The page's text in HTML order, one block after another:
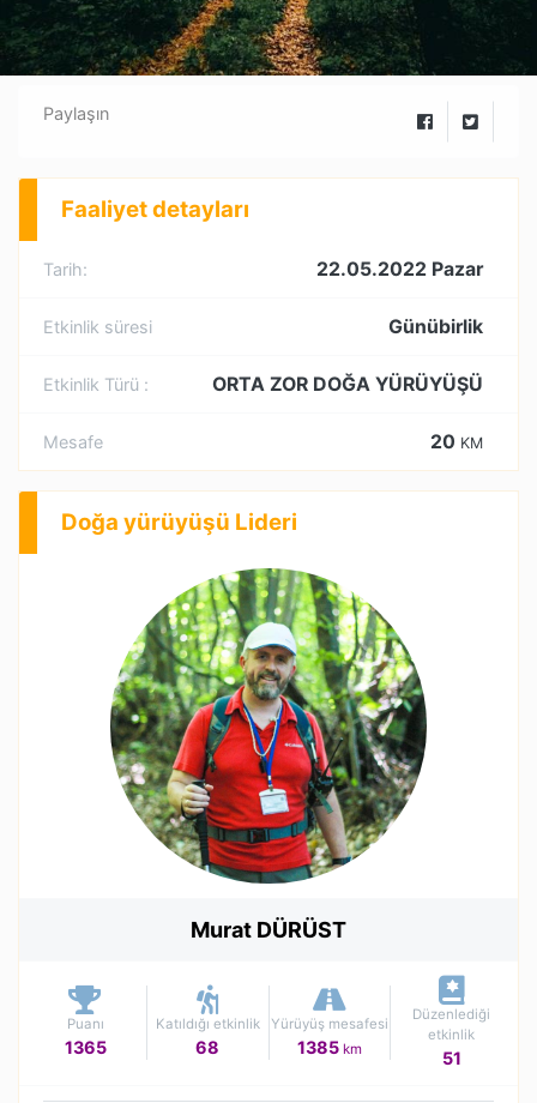
Paylaşın
Faaliyet detayları
Tarih: 22.05.2022 Pazar
Etkinlik süresi Günübirlik
Etkinlik Türü : ORTA ZOR DOĞA YÜRÜYÜŞÜ
Mesafe 20 KM
Doğa yürüyüşü Lideri
Murat DÜRÜST
Puanı
1365
Katıldığı etkinlik
68
Yürüyüş mesafesi
1385 km
Düzenlediği
etkinlik
51